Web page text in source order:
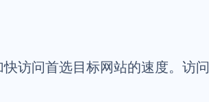
访问首选目标网站的速度。访问